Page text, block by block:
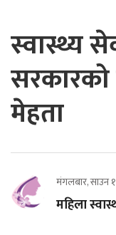
स्वास्थ्य
सरकारको
मेहता
मंगलबार, साउन
महिला